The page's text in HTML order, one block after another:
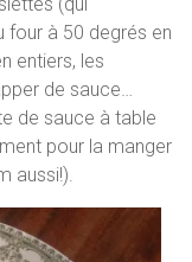
four à 50 degrés en
entiers, les
de sauce…
de sauce à table
pour la manger
aussi!).